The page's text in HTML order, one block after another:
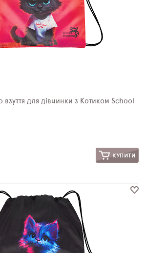
взуття для дівчинки з Котиком School
КУПИТИ